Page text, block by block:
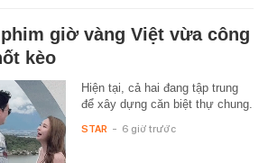
giờ vàng Việt vừa công
kèo
Hiện tại, cả hai đang tập trung
để xây dựng căn biệt thự chung.
STAR - 6 giờ trước